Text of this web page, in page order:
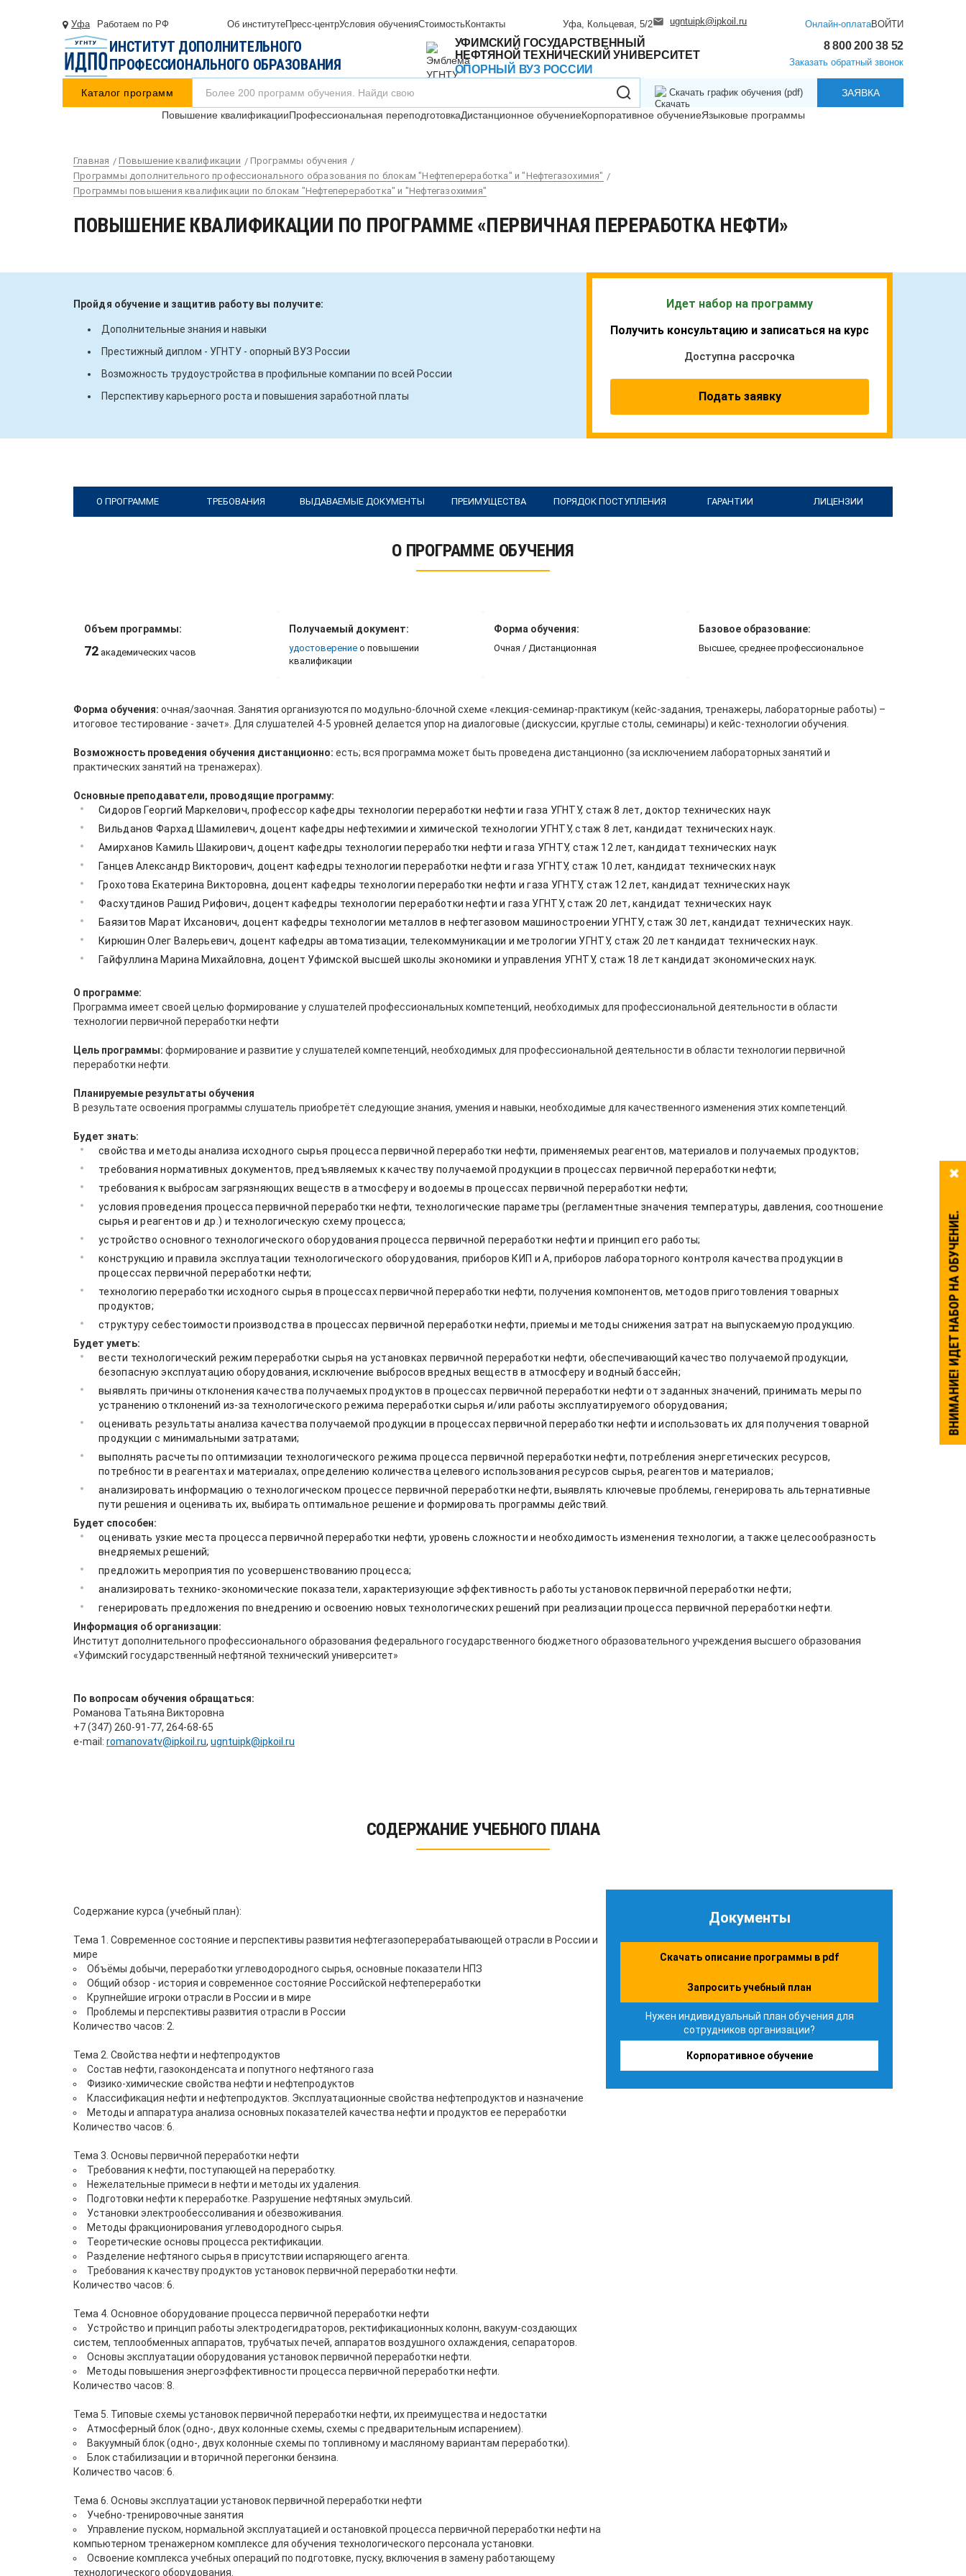
ВНИМАНИЕ! ИДЕТ НАБОР НА ОБУЧЕНИЕ.
Уфа Работаем по РФ Об институтеПресс-центрУсловия обученияСтоимостьКонтакты Уфа, Кольцевая, 5/2 ugntuipk@ipkoil.ru Онлайн-оплатаВОЙТИ
ИНСТИТУТ ДОПОЛНИТЕЛЬНОГО
ПРОФЕССИОНАЛЬНОГО ОБРАЗОВАНИЯ
УФИМСКИЙ ГОСУДАРСТВЕННЫЙ
НЕФТЯНОЙ ТЕХНИЧЕСКИЙ УНИВЕРСИТЕТ
ОПОРНЫЙ ВУЗ РОССИИ
8 800 200 38 52
Заказать обратный звонок
Каталог программ Скачать график обучения (pdf)
ЗАЯВКА
Повышение квалификацииПрофессиональная переподготовкаДистанционное обучениеКорпоративное обучениеЯзыковые программы
Главная Повышение квалификации
Программы обучения
Программы дополнительного профессионального образования по блокам "Нефтепереработка" и "Нефтегазохимия"
Программы повышения квалификации по блокам "Нефтепереработка" и "Нефтегазохимия"
ПОВЫШЕНИЕ КВАЛИФИКАЦИИ ПО ПРОГРАММЕ «ПЕРВИЧНАЯ ПЕРЕРАБОТКА НЕФТИ»
Пройдя обучение и защитив работу вы получите:
Дополнительные знания и навыки
Престижный диплом - УГНТУ - опорный ВУЗ России
Возможность трудоустройства в профильные компании по всей России
Перспективу карьерного роста и повышения заработной платы
Идет набор на программу
Получить консультацию и записаться на курс
Доступна рассрочка
Подать заявку
О ПРОГРАММЕ ТРЕБОВАНИЯ ВЫДАВАЕМЫЕ ДОКУМЕНТЫ ПРЕИМУЩЕСТВА ПОРЯДОК ПОСТУПЛЕНИЯ ГАРАНТИИ ЛИЦЕНЗИИ
О ПРОГРАММЕ ОБУЧЕНИЯ
Объем программы:
72 академических часов
Получаемый документ:
удостоверение о повышении
квалификации
Форма обучения:
Очная / Дистанционная
Базовое образование:
Высшее, среднее профессиональное
Форма обучения: очная/заочная. Занятия организуются по модульно-блочной схеме «лекция-семинар-практикум (кейс-задания, тренажеры, лабораторные работы) –
итоговое тестирование - зачет». Для слушателей 4-5 уровней делается упор на диалоговые (дискуссии, круглые столы, семинары) и кейс-технологии обучения.
Возможность проведения обучения дистанционно: есть; вся программа может быть проведена дистанционно (за исключением лабораторных занятий и
практических занятий на тренажерах).
Основные преподаватели, проводящие программу:
Сидоров Георгий Маркелович, профессор кафедры технологии переработки нефти и газа УГНТУ, стаж 8 лет, доктор технических наук
Вильданов Фархад Шамилевич, доцент кафедры нефтехимии и химической технологии УГНТУ, стаж 8 лет, кандидат технических наук.
Амирханов Камиль Шакирович, доцент кафедры технологии переработки нефти и газа УГНТУ, стаж 12 лет, кандидат технических наук
Ганцев Александр Викторович, доцент кафедры технологии переработки нефти и газа УГНТУ, стаж 10 лет, кандидат технических наук
Грохотова Екатерина Викторовна, доцент кафедры технологии переработки нефти и газа УГНТУ, стаж 12 лет, кандидат технических наук
Фасхутдинов Рашид Рифович, доцент кафедры технологии переработки нефти и газа УГНТУ, стаж 20 лет, кандидат технических наук
Баязитов Марат Ихсанович, доцент кафедры технологии металлов в нефтегазовом машиностроении УГНТУ, стаж 30 лет, кандидат технических наук.
Кирюшин Олег Валерьевич, доцент кафедры автоматизации, телекоммуникации и метрологии УГНТУ, стаж 20 лет кандидат технических наук.
Гайфуллина Марина Михайловна, доцент Уфимской высшей школы экономики и управления УГНТУ, стаж 18 лет кандидат экономических наук.
О программе:
Программа имеет своей целью формирование у слушателей профессиональных компетенций, необходимых для профессиональной деятельности в области
технологии первичной переработки нефти
Цель программы: формирование и развитие у слушателей компетенций, необходимых для профессиональной деятельности в области технологии первичной
переработки нефти.
Планируемые результаты обучения
В результате освоения программы слушатель приобретёт следующие знания, умения и навыки, необходимые для качественного изменения этих компетенций.
Будет знать:
свойства и методы анализа исходного сырья процесса первичной переработки нефти, применяемых реагентов, материалов и получаемых продуктов;
требования нормативных документов, предъявляемых к качеству получаемой продукции в процессах первичной переработки нефти;
требования к выбросам загрязняющих веществ в атмосферу и водоемы в процессах первичной переработки нефти;
условия проведения процесса первичной переработки нефти, технологические параметры (регламентные значения температуры, давления, соотношение
сырья и реагентов и др.) и технологическую схему процесса;
устройство основного технологического оборудования процесса первичной переработки нефти и принцип его работы;
конструкцию и правила эксплуатации технологического оборудования, приборов КИП и А, приборов лабораторного контроля качества продукции в
процессах первичной переработки нефти;
технологию переработки исходного сырья в процессах первичной переработки нефти, получения компонентов, методов приготовления товарных
продуктов;
структуру себестоимости производства в процессах первичной переработки нефти, приемы и методы снижения затрат на выпускаемую продукцию.
Будет уметь:
вести технологический режим переработки сырья на установках первичной переработки нефти, обеспечивающий качество получаемой продукции,
безопасную эксплуатацию оборудования, исключение выбросов вредных веществ в атмосферу и водный бассейн;
выявлять причины отклонения качества получаемых продуктов в процессах первичной переработки нефти от заданных значений, принимать меры по
устранению отклонений из-за технологического режима переработки сырья и/или работы эксплуатируемого оборудования;
оценивать результаты анализа качества получаемой продукции в процессах первичной переработки нефти и использовать их для получения товарной
продукции с минимальными затратами;
выполнять расчеты по оптимизации технологического режима процесса первичной переработки нефти, потребления энергетических ресурсов,
потребности в реагентах и материалах, определению количества целевого использования ресурсов сырья, реагентов и материалов;
анализировать информацию о технологическом процессе первичной переработки нефти, выявлять ключевые проблемы, генерировать альтернативные
пути решения и оценивать их, выбирать оптимальное решение и формировать программы действий.
Будет способен:
оценивать узкие места процесса первичной переработки нефти, уровень сложности и необходимость изменения технологии, а также целесообразность
внедряемых решений;
предложить мероприятия по усовершенствованию процесса;
анализировать технико-экономические показатели, характеризующие эффективность работы установок первичной переработки нефти;
генерировать предложения по внедрению и освоению новых технологических решений при реализации процесса первичной переработки нефти.
Информация об организации:
Институт дополнительного профессионального образования федерального государственного бюджетного образовательного учреждения высшего образования
«Уфимский государственный нефтяной технический университет»
По вопросам обучения обращаться:
Романова Татьяна Викторовна
+7 (347) 260-91-77, 264-68-65
е-mail: romanovatv@ipkoil.ru, ugntuipk@ipkoil.ru
СОДЕРЖАНИЕ УЧЕБНОГО ПЛАНА
Содержание курса (учебный план):
Тема 1. Современное состояние и перспективы развития нефтегазоперерабатывающей отрасли в России и
мире
Объёмы добычи, переработки углеводородного сырья, основные показатели НПЗ
Общий обзор - история и современное состояние Российской нефтепереработки
Крупнейшие игроки отрасли в России и в мире
Проблемы и перспективы развития отрасли в России
Количество часов: 2.
Тема 2. Свойства нефти и нефтепродуктов
Состав нефти, газоконденсата и попутного нефтяного газа
Физико-химические свойства нефти и нефтепродуктов
Классификация нефти и нефтепродуктов. Эксплуатационные свойства нефтепродуктов и назначение
Методы и аппаратура анализа основных показателей качества нефти и продуктов ее переработки
Количество часов: 6.
Тема 3. Основы первичной переработки нефти
Требования к нефти, поступающей на переработку.
Нежелательные примеси в нефти и методы их удаления.
Подготовки нефти к переработке. Разрушение нефтяных эмульсий.
Установки электрообессоливания и обезвоживания.
Методы фракционирования углеводородного сырья.
Теоретические основы процесса ректификации.
Разделение нефтяного сырья в присутствии испаряющего агента.
Требования к качеству продуктов установок первичной переработки нефти.
Количество часов: 6.
Тема 4. Основное оборудование процесса первичной переработки нефти
Устройство и принцип работы электродегидраторов, ректификационных колонн, вакуум-создающих
систем, теплообменных аппаратов, трубчатых печей, аппаратов воздушного охлаждения, сепараторов.
Основы эксплуатации оборудования установок первичной переработки нефти.
Методы повышения энергоэффективности процесса первичной переработки нефти.
Количество часов: 8.
Тема 5. Типовые схемы установок первичной переработки нефти, их преимущества и недостатки
Атмосферный блок (одно-, двух колонные схемы, схемы с предварительным испарением).
Вакуумный блок (одно-, двух колонные схемы по топливному и масляному вариантам переработки).
Блок стабилизации и вторичной перегонки бензина.
Количество часов: 6.
Тема 6. Основы эксплуатации установок первичной переработки нефти
Учебно-тренировочные занятия
Управление пуском, нормальной эксплуатацией и остановкой процесса первичной переработки нефти на
компьютерном тренажерном комплексе для обучения технологического персонала установки.
Освоение комплекса учебных операций по подготовке, пуску, включения в замену работающему
технологического оборудования.
Документы
Скачать описание программы в pdf
Запросить учебный план
Нужен индивидуальный план обучения для
сотрудников организации?
Корпоративное обучение